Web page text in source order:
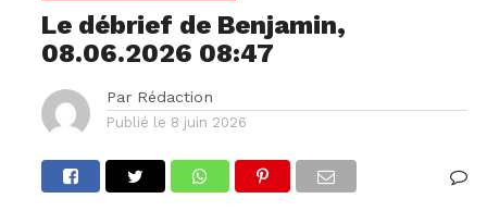
Le débrief de Benjamin,
08.06.2026 08:47
Par Rédaction
Publié le 8 juin 2026